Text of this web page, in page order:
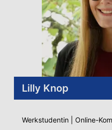
Lilly Knop
Werkstudentin | Online-